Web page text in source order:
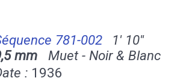
781-002
1' 10''
mm Muet - Noir & Blanc
: 1936